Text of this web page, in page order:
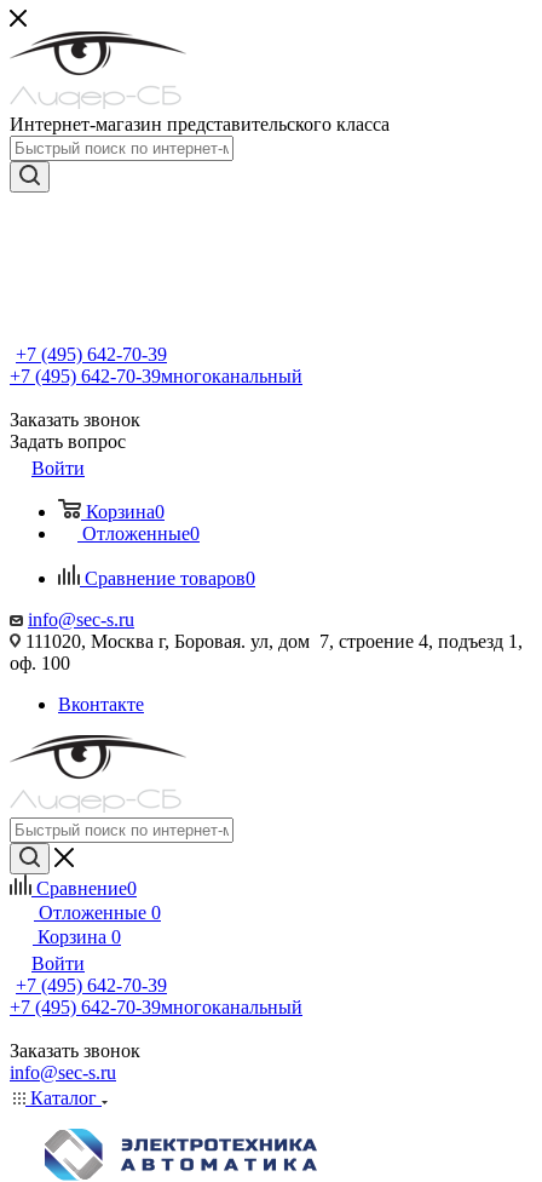
Интернет-магазин представительского класса
+7 (495) 642-70-39
+7 (495) 642-70-39многоканальный
Заказать звонок
Задать вопрос
Войти
Корзина0
Отложенные0
Сравнение товаров0
info@sec-s.ru
111020, Москва г, Боровая. ул, дом 7, строение 4, подъезд 1,
оф. 100
Вконтакте
Сравнение0
Отложенные 0
Корзина 0
Войти
+7 (495) 642-70-39
+7 (495) 642-70-39многоканальный
Заказать звонок
info@sec-s.ru
Каталог